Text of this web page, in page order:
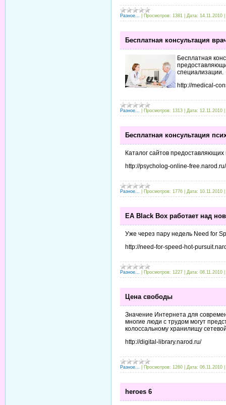
Разное... Просмотров: 1381 Дата: 14.11.2010
Бесплатная консультация
Бесплатная
специализации.
http://medical-
Разное... Просмотров: 1313 Дата: 12.11.2010
Бесплатная консультация
Каталог сайтов предоставляющих
http://psycholog-online-free.narod.ru/
Разное... Просмотров: 1776 Дата: 10.11.2010
EA Black Box работает над
Уже через пару недель Need for
http://need-for-speed-hot-
Разное... Просмотров: 1227 Дата: 08.11.2010
Цена свободы
Значение Интернета для
многие люди с трудом могут
колоссальному хранилищу
http://digital-library.narod.ru/
Разное... Просмотров: 1260 Дата: 06.11.2010
heroes 6